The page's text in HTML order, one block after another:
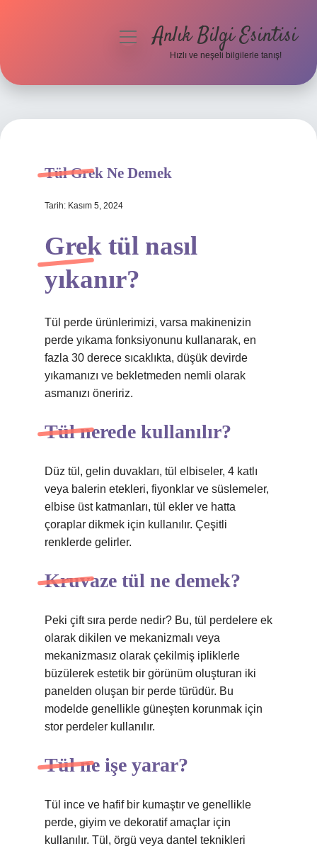
Hakkımızda
menüyüAnlık Bilgi Esintisi
Hızlı ve neşeli bilgilerle tanış!
Tül Grek Ne Demek
Tarih: Kasım 5, 2024
Grek tül nasıl
yıkanır?
Tül perde ürünlerimizi, varsa makinenizin
perde yıkama fonksiyonunu kullanarak, en
fazla 30 derece sıcaklıkta, düşük devirde
yıkamanızı ve bekletmeden nemli olarak
asmanızı öneririz.
Tül nerede kullanılır?
Düz tül, gelin duvakları, tül elbiseler, 4 katlı
veya balerin etekleri, fiyonklar ve süslemeler,
elbise üst katmanları, tül ekler ve hatta
çoraplar dikmek için kullanılır. Çeşitli
renklerde gelirler.
Kruvaze tül ne demek?
Peki çift sıra perde nedir? Bu, tül perdelere ek
olarak dikilen ve mekanizmalı veya
mekanizmasız olarak çekilmiş ipliklerle
büzülerek estetik bir görünüm oluşturan iki
panelden oluşan bir perde türüdür. Bu
modelde genellikle güneşten korunmak için
stor perdeler kullanılır.
Tül ne işe yarar?
Tül ince ve hafif bir kumaştır ve genellikle
perde, giyim ve dekoratif amaçlar için
kullanılır. Tül, örgü veya dantel teknikleri